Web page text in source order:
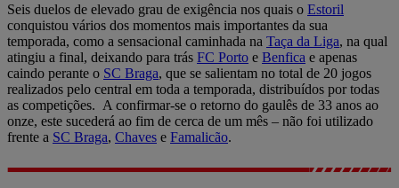
Seis duelos de elevado grau de exigência nos quais o Estoril
conquistou vários dos momentos mais importantes da sua
temporada, como a sensacional caminhada na Taça da Liga, na qual
atingiu a final, deixando para trás FC Porto e Benfica e apenas
caindo perante o SC Braga, que se salientam no total de 20 jogos
realizados pelo central em toda a temporada, distribuídos por todas
as competições. A confirmar-se o retorno do gaulês de 33 anos ao
onze, este sucederá ao fim de cerca de um mês – não foi utilizado
frente a SC Braga, Chaves e Famalicão.